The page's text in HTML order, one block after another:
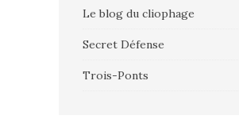
Le blog du cliophage
Secret Défense
Trois-Ponts